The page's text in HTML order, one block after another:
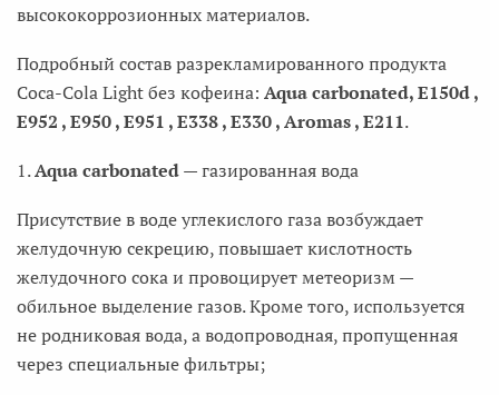
высококоррозионных материалов.
Подробный состав разрекламированного продукта
Coca-Cola Light без кофеина: Aqua carbonated, E150d ,
E952 , E950 , E951 , E338 , Е330 , Аromas , Е211.
1.Aqua carbonated— газированная вода
Присутствие в воде углекислого газа возбуждает
желудочную секрецию, повышает кислотность
желудочного сока и провоцирует метеоризм —
обильное выделение газов. Кроме того, используется
не родниковая вода, а водопроводная, пропущенная
через специальные фильтры;